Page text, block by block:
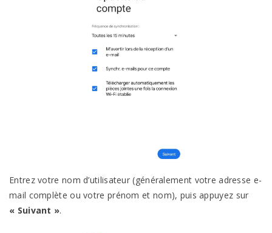
Entrez votre nom d’utilisateur (généralement votre adresse e-
mail complète ou votre prénom et nom), puis appuyez sur
« Suivant ».